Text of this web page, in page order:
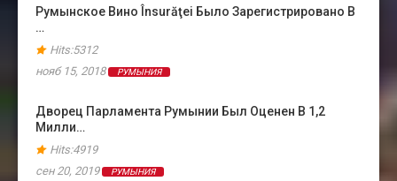
Румынское Вино Însurăţei Было Зарегистрировано В
…
Hits:5312
нояб 15, 2018
РУМЫНИЯ
Дворец Парламента Румынии Был Оценен В 1,2
Милли…
Hits:4919
сен 20, 2019
РУМЫНИЯ